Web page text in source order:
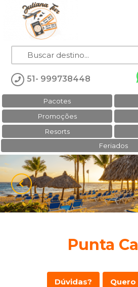
51- 999738448
Pacotes
Promoções
Resorts
Feriados
Punta
Dúvidas?